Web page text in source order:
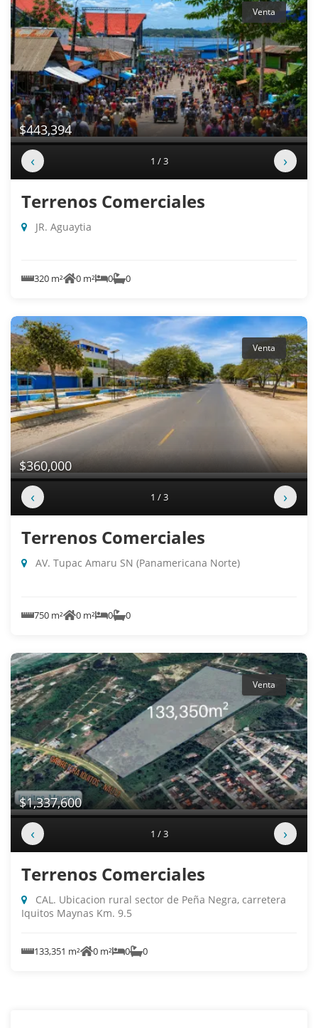
Venta
$443,394
‹ 1 / 3 ›
Terrenos Comerciales
JR. Aguaytia
320 m² 0 m² 0 0
Venta
$360,000
‹ 1 / 3 ›
Terrenos Comerciales
AV. Tupac Amaru SN (Panamericana Norte)
750 m² 0 m² 0 0
Venta
$1,337,600
‹ 1 / 3 ›
Terrenos Comerciales
Iquitos Maynas Km. 9.5
133,351 m² 0 m² 0 0